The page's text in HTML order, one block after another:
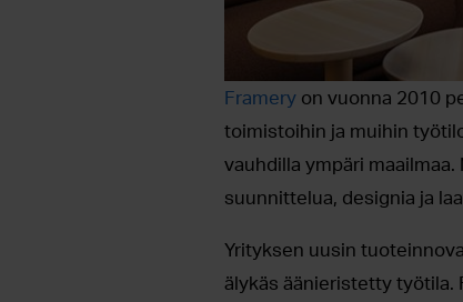
Framery on vuonna 2010
toimistoihin ja muihin
vauhdilla ympäri
suunnittelua, designia ja
Yrityksen uusin
älykäs äänieristetty työtila.